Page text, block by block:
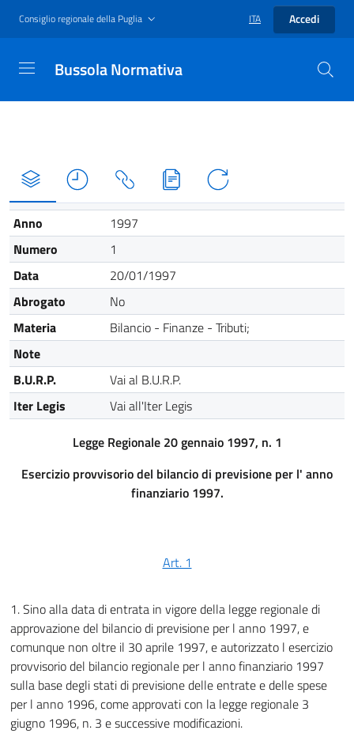
Consiglio regionale della Puglia ITA Accedi
Bussola Normativa
Anno
1997
Numero
1
Data
20/01/1997
Abrogato
No
Materia
Bilancio - Finanze - Tributi;
Note
B.U.R.P.
Vai al B.U.R.P.
Iter Legis
Vai all'Iter Legis
Legge Regionale 20 gennaio 1997, n. 1
Esercizio provvisorio del bilancio di previsione per l' anno
finanziario 1997.
Art. 1
1. Sino alla data di entrata in vigore della legge regionale di
approvazione del bilancio di previsione per l anno 1997, e
comunque non oltre il 30 aprile 1997, e autorizzato l esercizio
provvisorio del bilancio regionale per l anno finanziario 1997
sulla base degli stati di previsione delle entrate e delle spese
per l anno 1996, come approvati con la legge regionale 3
giugno 1996, n. 3 e successive modificazioni.